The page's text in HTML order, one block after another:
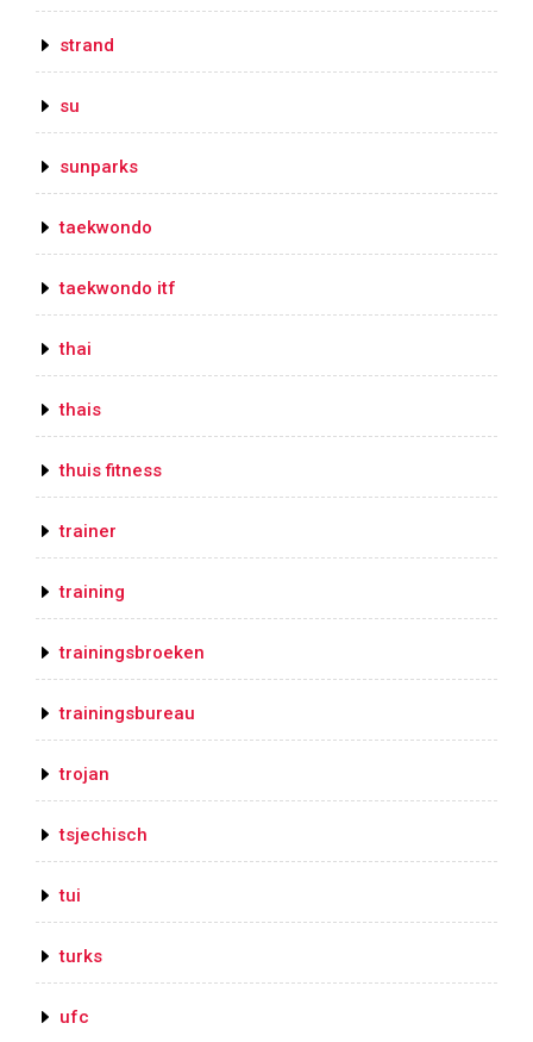
strand
su
sunparks
taekwondo
taekwondo itf
thai
thais
thuis fitness
trainer
training
trainingsbroeken
trainingsbureau
trojan
tsjechisch
tui
turks
ufc